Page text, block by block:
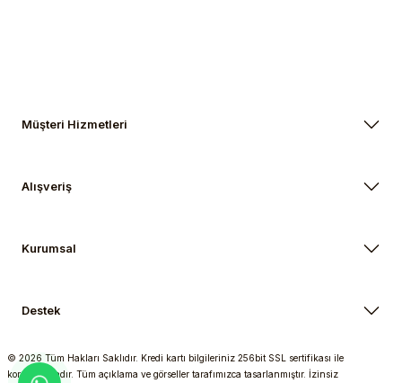
Müşteri Hizmetleri
Alışveriş
Kurumsal
Destek
© 2026 Tüm Hakları Saklıdır. Kredi kartı bilgileriniz 256bit SSL sertifikası ile
korunmaktadır. Tüm açıklama ve görseller tarafımızca tasarlanmıştır. İzinsiz